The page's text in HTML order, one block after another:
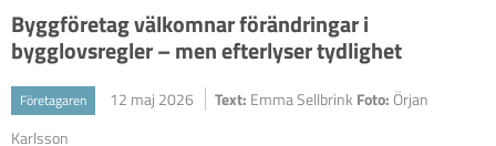
Byggföretag välkomnar förändringar i
bygglovsregler – men efterlyser tydlighet
Företagaren 12 maj 2026 Text: Emma Sellbrink Foto: Örjan
Karlsson